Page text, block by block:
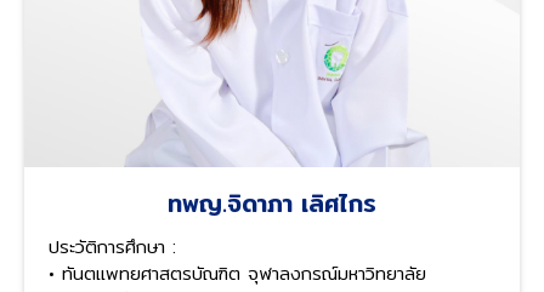
ทพญ.จิดาภา เลิศไกร
ประวัติการศึกษา :
• ทันตแพทยศาสตรบัณฑิต จุฬาลงกรณ์มหาวิทยาลัย